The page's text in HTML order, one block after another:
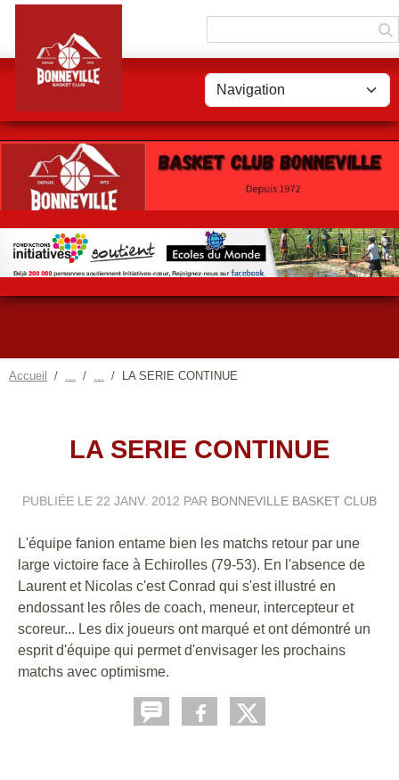
Accueil LA SERIE CONTINUE
LA SERIE CONTINUE
PUBLIÉE LE 22 JANV. 2012 PAR BONNEVILLE BASKET CLUB
L'équipe fanion entame bien les matchs retour par une
large victoire face à Echirolles (79-53). En l'absence de
Laurent et Nicolas c'est Conrad qui s'est illustré en
endossant les rôles de coach, meneur, intercepteur et
scoreur... Les dix joueurs ont marqué et ont démontré un
esprit d'équipe qui permet d'envisager les prochains
matchs avec optimisme.